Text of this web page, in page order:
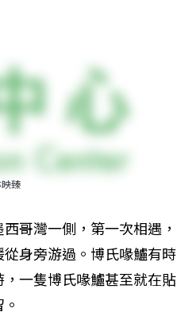
臻
哥灣一側，第一次相遇，
身旁游過。博氏喙鱸有時
一隻博氏喙鱸甚至就在貼